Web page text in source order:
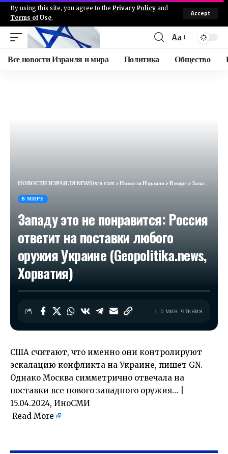
By using this site, you agree to the Privacy Policy and
Terms of Use.
Accept
Aa
Все новости Израиля и мира Политика Общество
НОВОСТИ ИЗРАИЛЯ NEWSisra.com >Новости Израиля>В мире>Западу это не понравится: Россия ответит на поставки любого оружия Украине (Geopolitika.news, Хорватия)
В МИРЕ
Западу это не понравится: Россия
ответит на поставки любого
оружия Украине (Geopolitika.news,
Хорватия)
0 МИН. ЧТЕНИЯ
США считают, что именно они контролируют
эскалацию конфликта на Украине, пишет GN.
Однако Москва симметрично отвечала на
поставки все нового западного оружия… |
15.04.2024, ИноСМИ
Read More